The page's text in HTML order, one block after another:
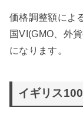
価格調整額によ
国VI(GMO、外
になります。
イギリス100